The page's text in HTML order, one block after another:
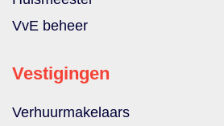
VvE beheer
Vestigingen
Verhuurmakelaars